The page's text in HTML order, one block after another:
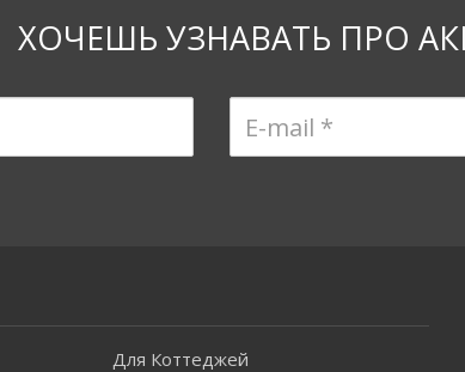
ХОЧЕШЬ УЗНАВАТЬ ПРО
Для Коттеджей